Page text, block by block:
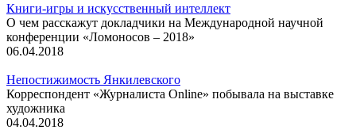
Книги-игры и искусственный интеллект
О чем расскажут докладчики на Международной научной
конференции «Ломоносов – 2018»
06.04.2018
Непостижимость Янкилевского
Корреспондент «Журналиста Online» побывала на выставке
художника
04.04.2018